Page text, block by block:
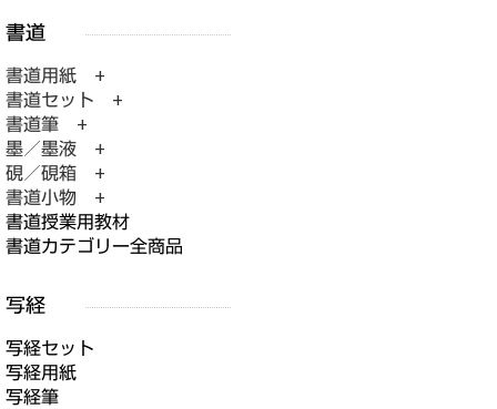
書道用紙 +
書道セット +
書道筆 +
墨／墨液 +
硯／硯箱 +
書道小物 +
書道授業用教材
書道カテゴリー全商品
写経セット
写経用紙
写経筆